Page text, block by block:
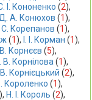
І. Кононенко (2),
Д. А. Конюхов (1),
Корепанов (1),
(1), І. І. Корман (1),
Корнєєв (5),
В. Корнілова (1),
Корнієцький (2),
Короленко (1),
), Н. І. Король (2),